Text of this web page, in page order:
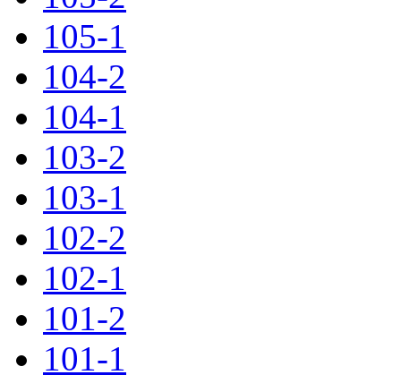
105-1
104-2
104-1
103-2
103-1
102-2
102-1
101-2
101-1